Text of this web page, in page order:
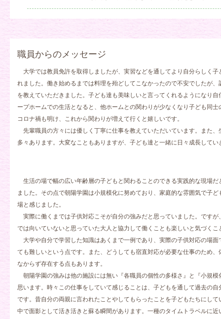
職員からのメッセージ
大学では教員免許を取得しましたが、実習などを通してより自分らしく
れました。働き始めるまでは料理を殆どしてこなかったので不安でしたが
を教えていただきました。子ども達も美味しいと言ってくれるようになり
ープホームでの生活となると、他ホームとの関わりが少なくなり子ども同
コロナ禍も明け、これから関わりが増えて行くと嬉しいです。
先輩職員の方々には優しく丁寧に仕事を教えていただいています。また、
多々あります。大変なこともありますが、子ども達と一緒に日々成長してい
生活の場で幅の広い年齢層の子どもと関わることのできる実践的な現場
ました。その点で朝陽学園は小規模化に努めており、家庭的な雰囲気で子
場と感じました。
実際に働くまでは子供対応こそが自分の強みだと思っていました。です
では向いていないと思っていた大人と協力して働くことも楽しいと気づくこ
大学や自分で学習した知識はあくまで一例であり、実際の子供対応の場
ても難しいという点です。また、どうしても宿直対応が必要な仕事のため
なからず存在する点もあります。
朝陽学園の強みは他の施設には無い『各職員の個性の多様さ』と『小規
思います。時々この仕事をしていて感じることは、子どもを通して過去の
です。昔自分の両親に言われたことやしてもらったことを子どもたちにし
中で面影として活き活きと蘇る瞬間があります。一種のタイムトラベルに